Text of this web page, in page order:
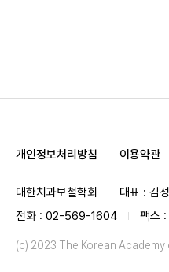
개인정보처리방침 이용약관
대한치과보철학회 대표 : 김
전화 : 02-569-1604
팩스
(c) 2023 The Korean